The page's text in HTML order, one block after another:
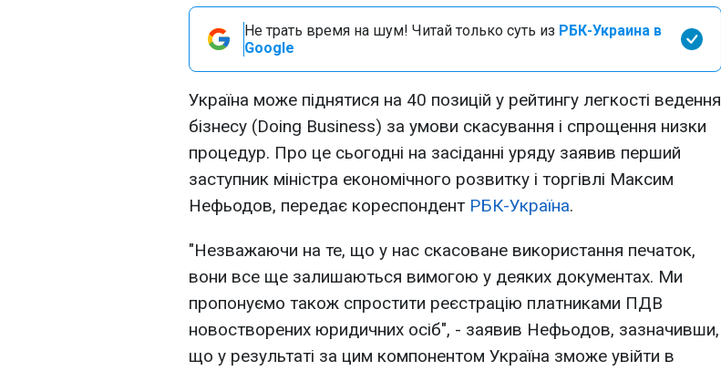
Не трать время на шум! Читай только суть из РБК-Украина в
Google
Україна може піднятися на 40 позицій у рейтингу легкості ведення
бізнесу (Doing Business) за умови скасування і спрощення низки
процедур. Про це сьогодні на засіданні уряду заявив перший
заступник міністра економічного розвитку і торгівлі Максим
Нефьодов, передає кореспондент РБК-Україна.
"Незважаючи на те, що у нас скасоване використання печаток,
вони все ще залишаються вимогою у деяких документах. Ми
пропонуємо також спростити реєстрацію платниками ПДВ
новостворених юридичних осіб", - заявив Нефьодов, зазначивши,
що у результаті за цим компонентом Україна зможе увійти в